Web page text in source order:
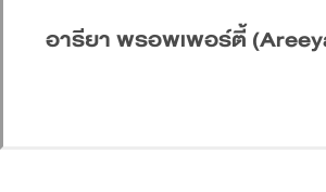
อารียา พรอพเพอร์ตี้